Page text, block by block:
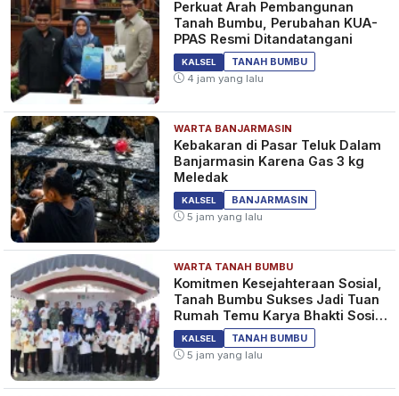
Perkuat Arah Pembangunan
Tanah Bumbu, Perubahan KUA-
PPAS Resmi Ditandatangani
KALSEL
TANAH BUMBU
4 jam yang lalu
WARTA BANJARMASIN
Kebakaran di Pasar Teluk Dalam
Banjarmasin Karena Gas 3 kg
Meledak
KALSEL
BANJARMASIN
5 jam yang lalu
WARTA TANAH BUMBU
Komitmen Kesejahteraan Sosial,
Tanah Bumbu Sukses Jadi Tuan
Rumah Temu Karya Bhakti Sosial
PSM Ke-23
KALSEL
TANAH BUMBU
5 jam yang lalu